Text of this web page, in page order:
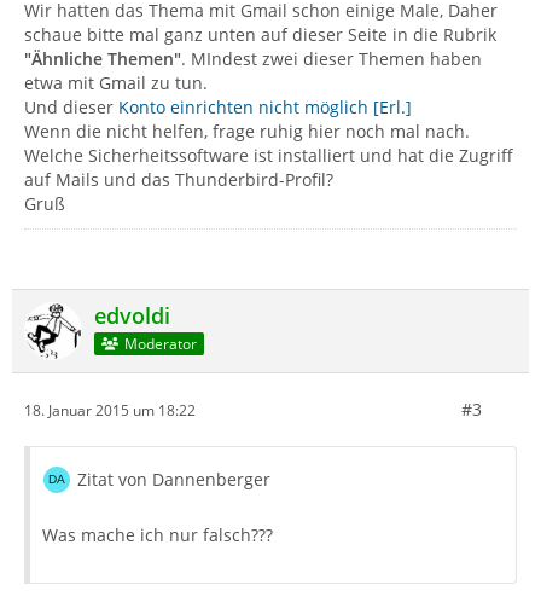
Wir hatten das Thema mit Gmail schon einige Male, Daher
schaue bitte mal ganz unten auf dieser Seite in die Rubrik
"Ähnliche Themen". MIndest zwei dieser Themen haben
etwa mit Gmail zu tun.
Und dieser Konto einrichten nicht möglich [Erl.]
Wenn die nicht helfen, frage ruhig hier noch mal nach.
Welche Sicherheitssoftware ist installiert und hat die Zugriff
auf Mails und das Thunderbird-Profil?
Gruß
edvoldi
Moderator
18. Januar 2015 um 18:22 #3
Zitat von Dannenberger
Was mache ich nur falsch???